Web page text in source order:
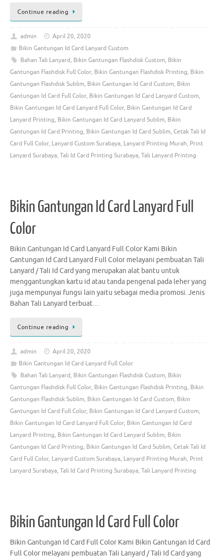
Continue reading
admin
April 20, 2020
Bikin Gantungan Id Card Lanyard Custom
Bahan Tali Lanyard, Bikin Gantungan Flashdisk Custom, Bikin
Gantungan Flashdisk Full Color, Bikin Gantungan Flashdisk Printing, Bikin
Gantungan Flashdisk Sublim, Bikin Gantungan Id Card Custom, Bikin
Gantungan Id Card Full Color, Bikin Gantungan Id Card Lanyard Custom,
Bikin Gantungan Id Card Lanyard Full Color, Bikin Gantungan Id Card
Lanyard Printing, Bikin Gantungan Id Card Lanyard Sublim, Bikin
Gantungan Id Card Printing, Bikin Gantungan Id Card Sublim, Cetak Tali Id
Card Full Color, Lanyard Custom Surabaya, Lanyard Printing Murah, Print
Lanyard Surabaya, Tali Id Card Printing Surabaya, Tali Lanyard Printing
Bikin Gantungan Id Card Lanyard Full
Color
Bikin Gantungan Id Card Lanyard Full Color Kami Bikin
Gantungan Id Card Lanyard Full Color melayani pembuatan Tali
Lanyard / Tali Id Card yang merupakan alat bantu untuk
menggantungkan kartu id atau tanda pengenal pada leher yang
juga mempunyai fungsi lain yaitu sebagai media promosi. Jenis
Bahan Tali Lanyard terbuat…
Continue reading
admin
April 20, 2020
Bikin Gantungan Id Card Lanyard Full Color
Bahan Tali Lanyard, Bikin Gantungan Flashdisk Custom, Bikin
Gantungan Flashdisk Full Color, Bikin Gantungan Flashdisk Printing, Bikin
Gantungan Flashdisk Sublim, Bikin Gantungan Id Card Custom, Bikin
Gantungan Id Card Full Color, Bikin Gantungan Id Card Lanyard Custom,
Bikin Gantungan Id Card Lanyard Full Color, Bikin Gantungan Id Card
Lanyard Printing, Bikin Gantungan Id Card Lanyard Sublim, Bikin
Gantungan Id Card Printing, Bikin Gantungan Id Card Sublim, Cetak Tali Id
Card Full Color, Lanyard Custom Surabaya, Lanyard Printing Murah, Print
Lanyard Surabaya, Tali Id Card Printing Surabaya, Tali Lanyard Printing
Bikin Gantungan Id Card Full Color
Bikin Gantungan Id Card Full Color Kami Bikin Gantungan Id Card
Full Color melayani pembuatan Tali Lanyard / Tali Id Card yang